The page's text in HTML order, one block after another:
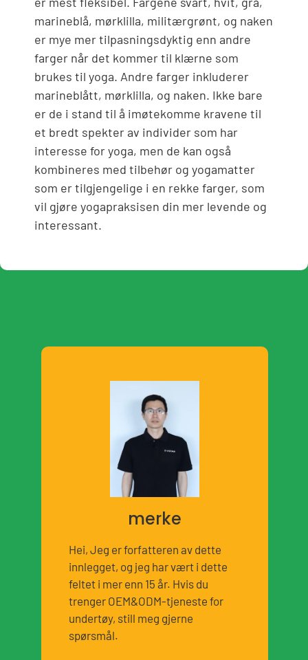
marineblå, mørklilla, militærgrønt, og naken
er mye mer tilpasningsdyktig enn andre
farger når det kommer til klærne som
brukes til yoga. Andre farger inkluderer
marineblått, mørklilla, og naken. Ikke bare
er de i stand til å imøtekomme kravene til
et bredt spekter av individer som har
interesse for yoga, men de kan også
kombineres med tilbehør og yogamatter
som er tilgjengelige i en rekke farger, som
vil gjøre yogapraksisen din mer levende og
interessant.
merke
Hei, Jeg er forfatteren av dette
innlegget, og jeg har vært i dette
feltet i mer enn 15 år. Hvis du
trenger OEM&ODM-tjeneste for
undertøy, still meg gjerne
spørsmål.